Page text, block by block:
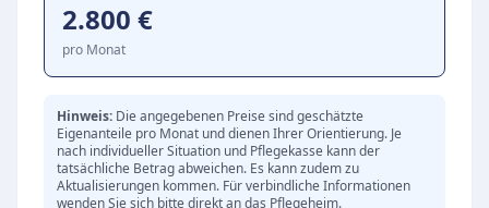
auf Vertrauen, offene Kommunikation und die
enge Einbindung der Angehörigen. Um eine
optimale Lebensqualität zu fördern, arbeitet das
Pflegeteam Hand in Hand mit Therapeutinnen
und Therapeuten sowie zertifizierten
Weaningzentren und spezialisierten Kliniken
zusammen.
2.800 €
pro Monat
Hinweis: Die angegebenen Preise sind geschätzte
Eigenanteile pro Monat und dienen Ihrer Orientierung. Je
nach individueller Situation und Pflegekasse kann der
tatsächliche Betrag abweichen. Es kann zudem zu
Aktualisierungen kommen. Für verbindliche Informationen
wenden Sie sich bitte direkt an das Pflegeheim.